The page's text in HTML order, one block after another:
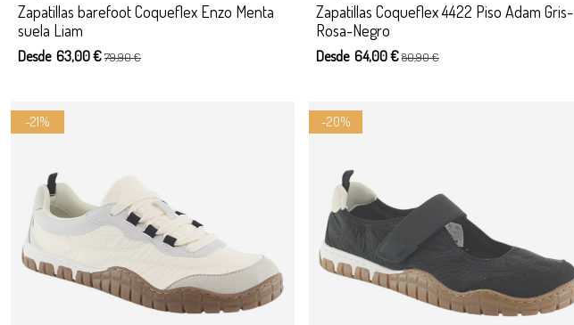
Zapatillas barefoot Coqueflex Enzo Menta
suela Liam
Desde 63,00 €79,90 €
Zapatillas Coqueflex 4422 Piso Adam Gris-
Rosa-Negro
Desde 64,00 €80,90 €
-21% -20%